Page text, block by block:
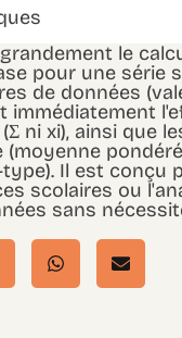
le
pour une série
de données
immédiatement
ni xi), ainsi que
Il est conçu
scolaires ou
sans